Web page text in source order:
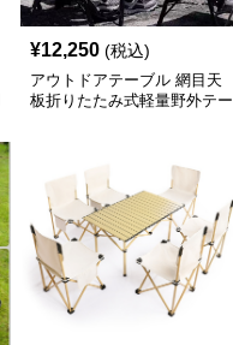
¥12,250 (税込)
アウトドアテーブル 網目天
板折りたたみ式軽量野外テー